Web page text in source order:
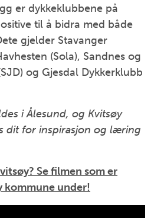
er dykkeklubbene på
til å bidra med både
gjelder Stavanger
(Sola), Sandnes og
og Gjesdal Dykkerklubb
i Ålesund, og Kvitsøy
dit for inspirasjon og læring
Se filmen som er
kommune under!